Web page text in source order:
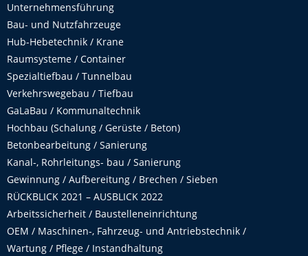
Unternehmensführung
Bau- und Nutzfahrzeuge
Hub-Hebetechnik / Krane
Raumsysteme / Container
Spezialtiefbau / Tunnelbau
Verkehrswegebau / Tiefbau
GaLaBau / Kommunaltechnik
Hochbau (Schalung / Gerüste / Beton)
Betonbearbeitung / Sanierung
Kanal-, Rohrleitungs- bau / Sanierung
Gewinnung / Aufbereitung / Brechen / Sieben
RÜCKBLICK 2021 – AUSBLICK 2022
Arbeitssicherheit / Baustelleneinrichtung
OEM / Maschinen-, Fahrzeug- und Antriebstechnik /
Wartung / Pflege / Instandhaltung